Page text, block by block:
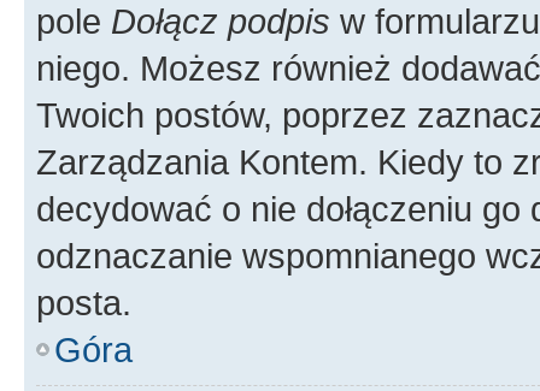
pole Dołącz podpis w
niego. Możesz również
Twoich postów, poprzez
Zarządzania Kontem. Kiedy to
decydować o nie dołączeniu
odznaczanie wspomnianego
posta.
Góra